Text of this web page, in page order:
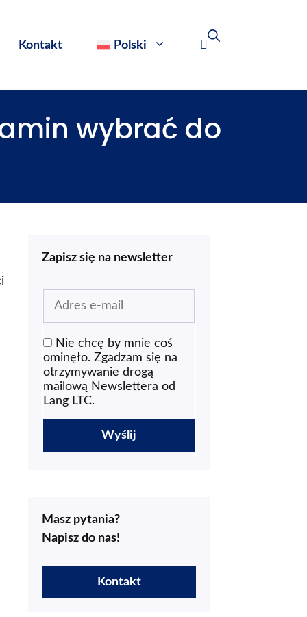
Kontakt Polski
wybrać do
Zapisz się na newsletter
Nie chcę by mnie coś
ominęło. Zgadzam się na
otrzymywanie drogą
mailową Newslettera od
Lang LTC.
Masz pytania?
Napisz do nas!
Kontakt